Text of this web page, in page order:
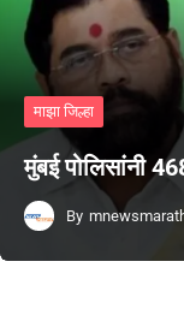
माझा जिल्हा
मुंबई पोलिसांनी
By